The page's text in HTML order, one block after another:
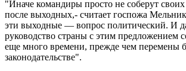
"Иначе командиры просто не соберут
после выходных,- считает госпожа
эти выходные — вопрос политический. И
руководство страны с этим предложением
еще много времени, прежде чем перемены
законодательстве".